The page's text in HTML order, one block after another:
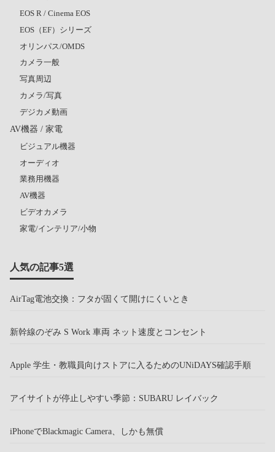
EOS R / Cinema EOS
EOS（EF）シリーズ
オリンパス/OMDS
カメラ一般
写真周辺
カメラ/写真
デジカメ動画
AV機器 / 家電
ビジュアル機器
オーディオ
業務用機器
AV機器
ビデオカメラ
家電/インテリア/小物
人気の記事5選
AirTag電池交換：フタが固くて開けにくいとき
新幹線のぞみ S Work 車両 ネット速度とコンセント
Apple 学生・教職員向けストアに入るためのUNiDAYS確認手順
アイサイトが停止しやすい季節：SUBARU レイバック
iPhoneでBlackmagic Camera、しかも無償